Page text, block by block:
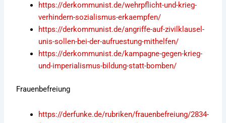
https://derkommunist.de/wehrpflicht-und-krieg-
verhindern-sozialismus-erkaempfen/
https://derkommunist.de/angriffe-auf-zivilklausel-
unis-sollen-bei-der-aufruestung-mithelfen/
https://derkommunist.de/kampagne-gegen-krieg-
und-imperialismus-bildung-statt-bomben/
Frauenbefreiung
https://derfunke.de/rubriken/frauenbefreiung/2834-